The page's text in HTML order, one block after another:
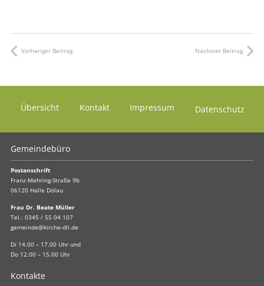
Vorheriger Beitrag Nächster Beitrag
Übersicht Kontakt Impressum Datenschutz
Gemeindebüro
Postanschrift
Franz-Mehring-Straße 9b
06120 Halle Dölau
Frau Dr. Beate Müller
Tel.: 0345 / 55 04 107
gemeinde@kirche-dll.de
Di 14.00 – 17.00 Uhr und
Do 12.00 – 15.00 Uhr
Kontakte